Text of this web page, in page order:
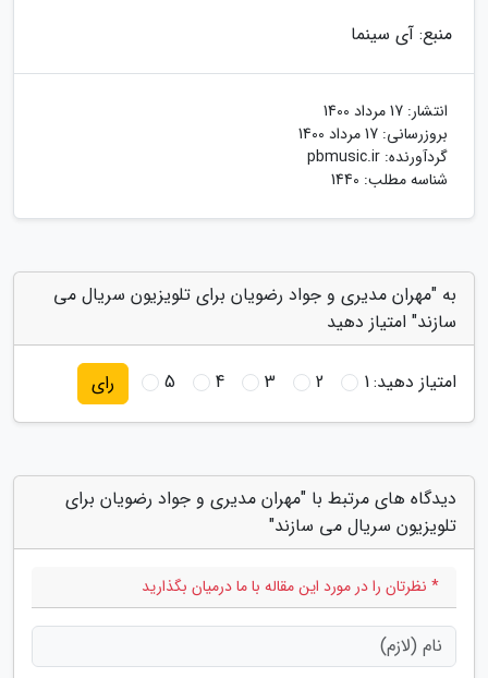
منبع: آی سینما
انتشار: 17 مرداد 1400
بروزرسانی: 17 مرداد 1400
گردآورنده: pbmusic.ir
شناسه مطلب: 1440
به "مهران مدیری و جواد رضویان برای تلویزیون سریال می
سازند" امتیاز دهید
امتیاز دهید:1
2
3
4
5 رای
دیدگاه های مرتبط با "مهران مدیری و جواد رضویان برای
تلویزیون سریال می سازند"
* نظرتان را در مورد این مقاله با ما درمیان بگذارید